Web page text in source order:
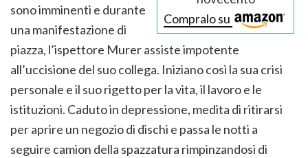
Compralo su
sono imminenti e durante
una manifestazione di
piazza, l’ispettore Murer assiste impotente
all’uccisione del suo collega. Iniziano così la sua crisi
personale e il suo rigetto per la vita, il lavoro e le
istituzioni. Caduto in depressione, medita di ritirarsi
per aprire un negozio di dischi e passa le notti a
seguire camion della spazzatura rimpinzandosi di